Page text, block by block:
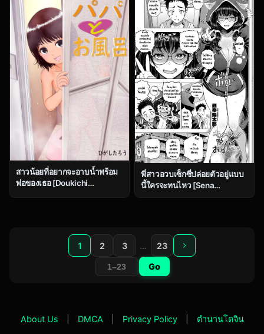
Jitsuryokusha ni Naritakute!)
สาวน้อยที่อยากจะอาบน้ำพร้อม
พ่อของเธอ [Doukichi
พี่สาวอวบเซ็กซี่ปล่อยตัวอยู่แบบ
นี้ใครจะทนไหว [Sena
Youtarou] Kimekime!! Datsu
1 2 3 … 23
Go
About Us DMCA Privacy Policy ตำนานโดจิน